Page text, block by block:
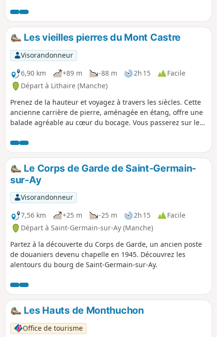
patrimoine bâti alliant granit et terre crue.
Les vieilles pierres du Mont Castre
Visorandonneur
6,90 km
+89 m -88 m 2h 15
Facile
Départ à Lithaire (Manche)
Prenez de la hauteur et voyagez à travers les siècles. Cette
ancienne carrière de pierre, aménagée en étang, offre une
balade agréable au cœur du bocage. Vous passerez sur les
passerez également sur l'ancien chemin qu'empruntaient
les wagonnets qui apportaient les pierres à la gare de
Lithaire pour rejoindre Paris et ses grands travaux. Autour
de l'étang, vous verrez l'ancien château, la vieille église et
les restes d'une allée néolithique. Ne manquez pas la vue à
180° sur les alentours.
Le Corps de Garde de Saint-Germain-
sur-Ay
Visorandonneur
7,56 km
+25 m -25 m 2h 15
Facile
Départ à Saint-Germain-sur-Ay (Manche)
Partez à la découverte du Corps de Garde, un ancien poste
de douaniers devenu chapelle en 1945. Découvrez les
alentours du bourg de Saint-Germain-sur-Ay.
Les Hauts de Monthuchon
Office de tourisme